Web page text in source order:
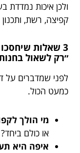
ולכן איכות נמדדת
קפיצה, רשת,
3 שאלות
״רק לשאול
לפני שמדברים על
כמעט הכול.
מי הולך
או כולם ביחד?
איפה היא